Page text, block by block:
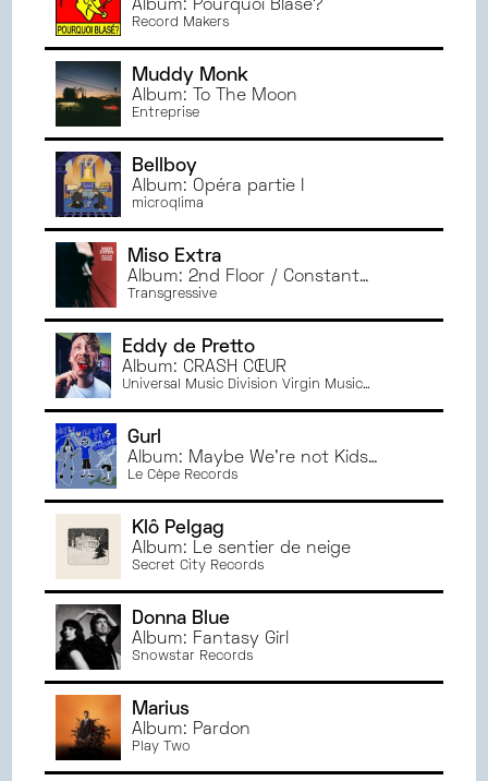
Album: Pourquoi Blasé?
Record Makers
Muddy Monk
Album: To The Moon
Entreprise
Bellboy
Album: Opéra partie I
microqlima
Miso Extra
Album: 2nd Floor / Constant
Surprises
Transgressive
Eddy de Pretto
Album: CRASH CŒUR
Universal Music Division Virgin Music
Gurl
Album: Maybe We're not Kids
Anymore
Le Cèpe Records
Klô Pelgag
Album: Le sentier de neige
Secret City Records
Donna Blue
Album: Fantasy Girl
Snowstar Records
Marius
Album: Pardon
Play Two